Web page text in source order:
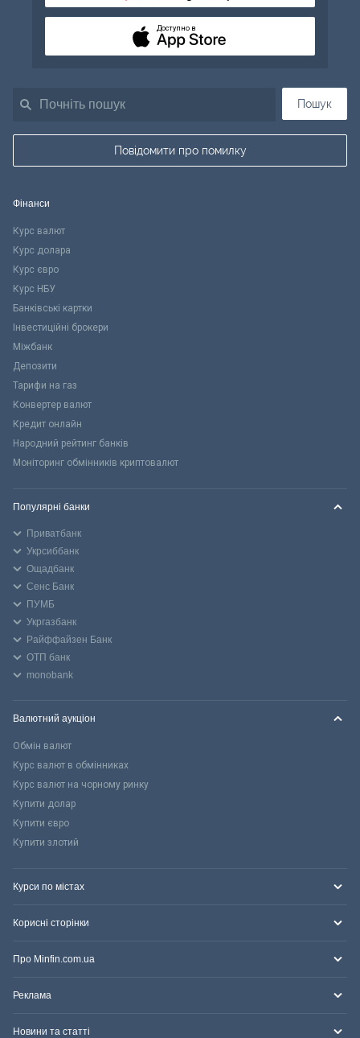
Пошук
Повідомити про помилку
Доступно в
Фінанси
Курс валют
Курс долара
Курс євро
Курс НБУ
Банківські картки
Інвестиційні брокери
Міжбанк
Депозити
Тарифи на газ
Конвертер валют
Кредит онлайн
Народний рейтинг банків
Моніторинг обмінників криптовалют
Популярні банки
Приватбанк
Укрсиббанк
Ощадбанк
Сенс Банк
ПУМБ
Укргазбанк
Райффайзен Банк
ОТП банк
monobank
Валютний аукціон
Обмін валют
Курс валют в обмінниках
Курс валют на чорному ринку
Купити долар
Купити євро
Купити злотий
Курси по містах
Корисні сторінки
Про Minfin.com.ua
Реклама
Новини та статті